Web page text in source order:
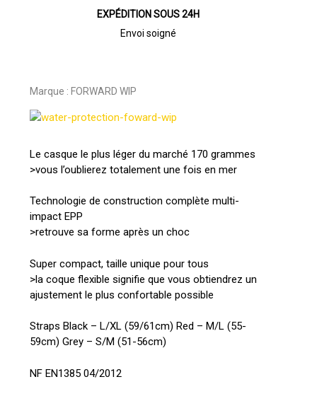
EXPÉDITION SOUS 24H
Envoi soigné
Marque : FORWARD WIP
Le casque le plus léger du marché 170 grammes
>vous l’oublierez totalement une fois en mer
Technologie de construction complète multi-
impact EPP
>retrouve sa forme après un choc
Super compact, taille unique pour tous
>la coque flexible signifie que vous obtiendrez un
ajustement le plus confortable possible
Straps Black – L/XL (59/61cm) Red – M/L (55-
59cm) Grey – S/M (51-56cm)
NF EN1385 04/2012